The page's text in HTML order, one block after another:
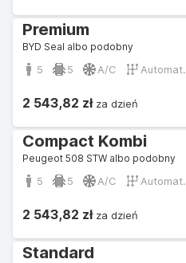
Premium
BYD Seal albo podobny
5 5 A/C Automat.
2 543,82 złza dzień
Compact Kombi
Peugeot 508 STW albo podobny
5 5 A/C Automat.
2 543,82 złza dzień
Standard